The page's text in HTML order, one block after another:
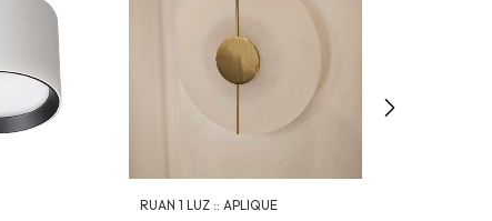
RUAN 1 LUZ :: APLIQUE